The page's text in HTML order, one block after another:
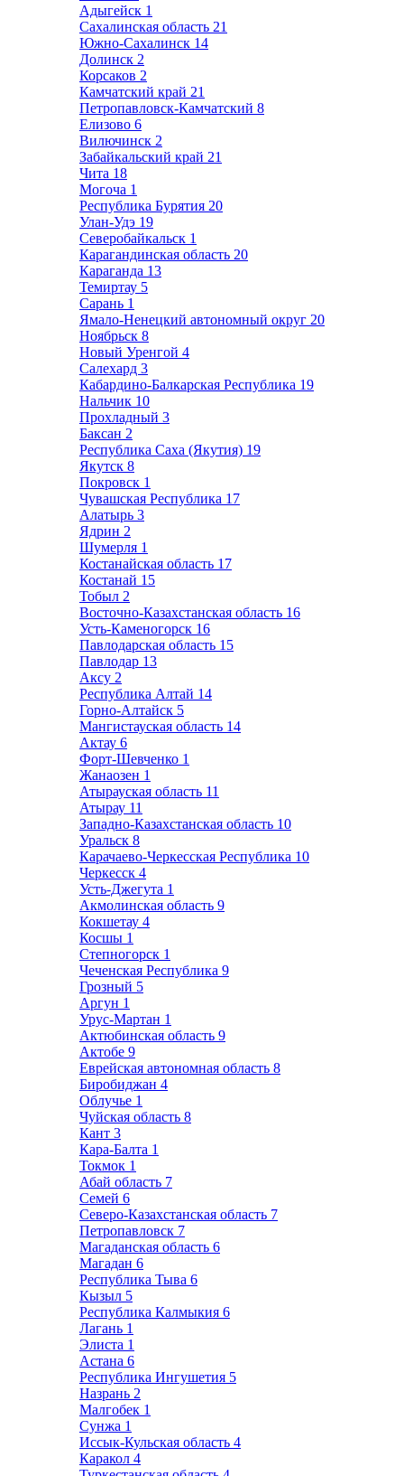
Адыгейск 1
Сахалинская область 21
Южно-Сахалинск 14
Долинск 2
Корсаков 2
Камчатский край 21
Петропавловск-Камчатский 8
Елизово 6
Вилючинск 2
Забайкальский край 21
Чита 18
Могоча 1
Республика Бурятия 20
Улан-Удэ 19
Северобайкальск 1
Карагандинская область 20
Караганда 13
Темиртау 5
Сарань 1
Ямало-Ненецкий автономный округ 20
Ноябрьск 8
Новый Уренгой 4
Салехард 3
Кабардино-Балкарская Республика 19
Нальчик 10
Прохладный 3
Баксан 2
Республика Саха (Якутия) 19
Якутск 8
Покровск 1
Чувашская Республика 17
Алатырь 3
Ядрин 2
Шумерля 1
Костанайская область 17
Костанай 15
Тобыл 2
Восточно-Казахстанская область 16
Усть-Каменогорск 16
Павлодарская область 15
Павлодар 13
Аксу 2
Республика Алтай 14
Горно-Алтайск 5
Мангистауская область 14
Актау 6
Форт-Шевченко 1
Жанаозен 1
Атырауская область 11
Атырау 11
Западно-Казахстанская область 10
Уральск 8
Карачаево-Черкесская Республика 10
Черкесск 4
Усть-Джегута 1
Акмолинская область 9
Кокшетау 4
Косшы 1
Степногорск 1
Чеченская Республика 9
Грозный 5
Аргун 1
Урус-Мартан 1
Актюбинская область 9
Актобе 9
Еврейская автономная область 8
Биробиджан 4
Облучье 1
Чуйская область 8
Кант 3
Кара-Балта 1
Токмок 1
Абай область 7
Семей 6
Северо-Казахстанская область 7
Петропавловск 7
Магаданская область 6
Магадан 6
Республика Тыва 6
Кызыл 5
Республика Калмыкия 6
Лагань 1
Элиста 1
Астана 6
Республика Ингушетия 5
Назрань 2
Малгобек 1
Сунжа 1
Иссык-Кульская область 4
Каракол 4